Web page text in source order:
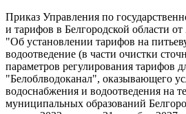
Приказ Управления по
и тарифов в Белгородской области
"Об установлении тарифов на
водоотведение (в части очистки
параметров регулирования тарифов
"Белоблводоканал", оказывающего
водоснабжения и водоотведения на
муниципальных образований